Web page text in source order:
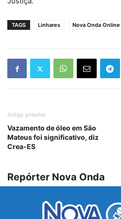
TAGS Linhares Nova Onda Online
Artigo anterior
Vazamento de óleo em São
Mateus foi significativo, diz
Crea-ES
Repórter Nova Onda